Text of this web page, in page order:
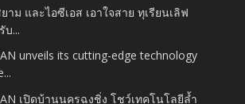
าม และไอซีเอส เอาใจสาย ทุเรียนเลิฟ
บ...
unveils its cutting-edge technology
เปิดบ้านนครฉงชิ่ง โชว์เทคโนโลยีล้ำ